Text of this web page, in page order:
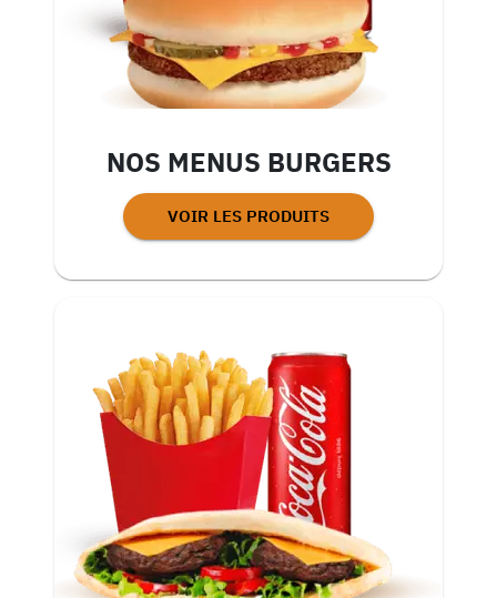
NOS MENUS BURGERS
VOIR LES PRODUITS